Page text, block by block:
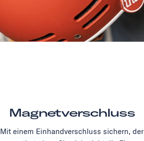
Magnetverschluss
Mit einem Einhandverschluss sichern, der